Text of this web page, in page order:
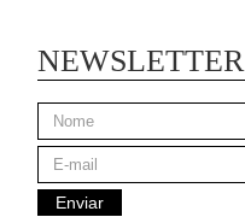
NEWSLETTER